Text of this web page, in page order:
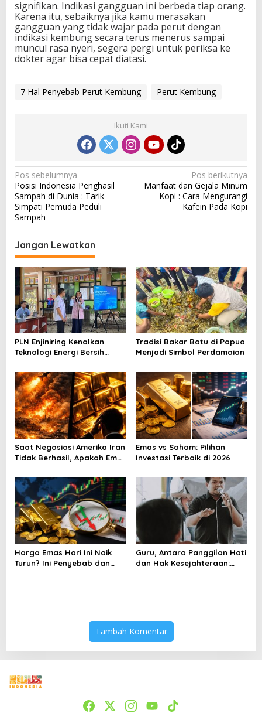
signifikan. Indikasi gangguan ini berbeda tiap orang.
Karena itu, sebaiknya jika kamu merasakan
gangguan yang tidak wajar pada perut dengan
indikasi kembung secara terus menerus sampai
muncul rasa nyeri, segera pergi untuk periksa ke
dokter agar bisa cepat diatasi.
7 Hal Penyebab Perut Kembung Perut Kembung
Ikuti Kami
N
a
v
i
g
a
s
i
p
o
s
Pos sebelumnya
Posisi Indonesia Penghasil
Sampah di Dunia : Tarik
Simpati Pemuda Peduli
Sampah
Pos berikutnya
Manfaat dan Gejala Minum
Kopi : Cara Mengurangi
Kafein Pada Kopi
Jangan Lewatkan
PLN Enjiniring Kenalkan
Teknologi Energi Bersih
Tradisi Bakar Batu di Papua
Menjadi Simbol Perdamaian
Saat Negosiasi Amerika Iran
Tidak Berhasil, Apakah Emas
Emas vs Saham: Pilihan
Investasi Terbaik di 2026
Harga Emas Hari Ini Naik
Turun? Ini Penyebab dan
Guru, Antara Panggilan Hati
dan Hak Kesejahteraan:
Tambah Komentar